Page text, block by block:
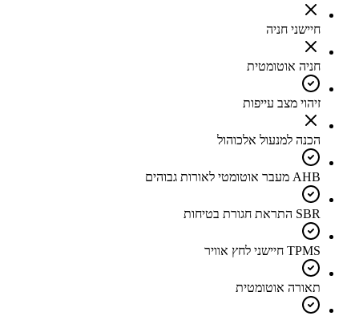
חיישני חניה
חניה אוטומטית
זיהוי מצב עייפות
הכנה למנעול אלכוהול
AHB מעבר אוטומטי לאורות גבוהים
SBR התראת חגורת בטיחות
TPMS חיישני לחץ אוויר
תאורה אוטומטית